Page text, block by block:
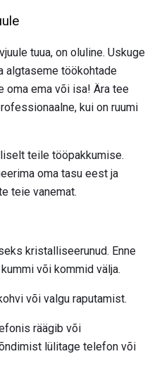
tuua, on oluline. Uskuge
algtaseme töökohtade
oma ema või isa! Ära tee
kui on ruumi
teile tööpakkumise.
oma tasu eest ja
teie vanemat.
kristalliseerunud. Enne
või kommid välja.
või valgu raputamist.
räägib või
lülitage telefon või